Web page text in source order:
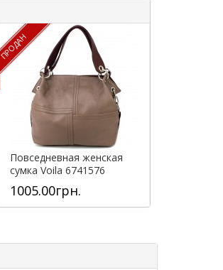
Повседневная женская
сумка Voila 6741576
коричневая
1005.00грн.